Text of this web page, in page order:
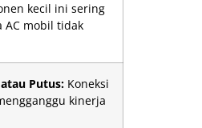
kecil ini sering
AC mobil tidak
Putus: Koneksi
kinerja